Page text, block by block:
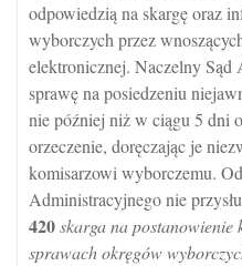
odpowiedzią na skargę oraz
wyborczych przez
elektronicznej. Naczelny
sprawę na posiedzeniu
nie później niż w ciągu 5 dni
orzeczenie, doręczając je
komisarzowi wyborczemu.
Administracyjnego nie
420skarga na postanowienie
sprawach okręgów